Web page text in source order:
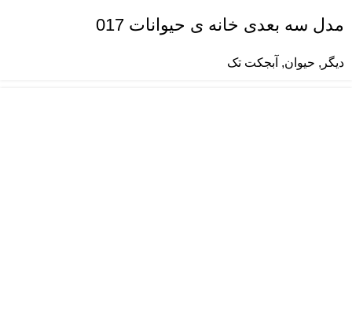
مدل سه بعدی خانه ی حیوانات 017
دیگر , حیوان, آبجکت تک